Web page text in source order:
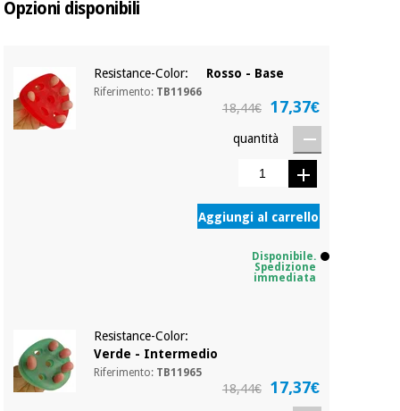
pilates
giochi
Armadi
per la
coronavirus
Aerobica,
sanitari
Veterinario
Opzioni disponibili
Resistance-Color: Rosso - Base
Riferimento: TB11966
18,44€ 17,37€
quantità
Aggiungi al carrello
Disponibile.
Spedizione
immediata
Resistance-Color:
Verde - Intermedio
Riferimento: TB11965
18,44€ 17,37€